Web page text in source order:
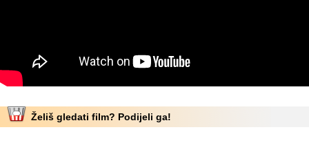
Želiš gledati film? Podijeli ga!